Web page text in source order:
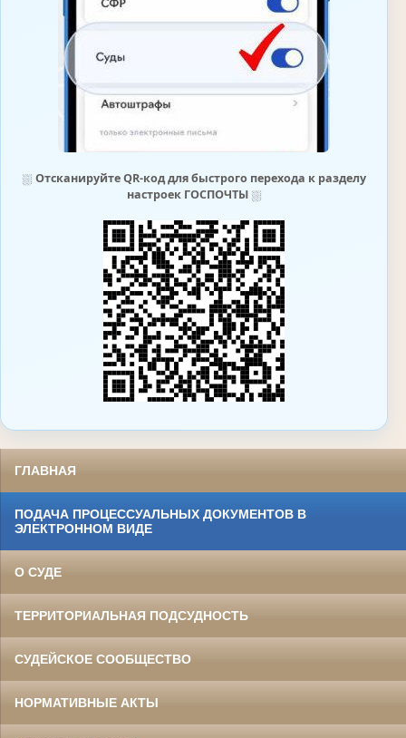
⛆ Отсканируйте QR-код для быстрого перехода к разделу
настроек ГОСПОЧТЫ⛆
ГЛАВНАЯ
ПОДАЧА ПРОЦЕССУАЛЬНЫХ ДОКУМЕНТОВ В
ЭЛЕКТРОННОМ ВИДЕ
О СУДЕ
ТЕРРИТОРИАЛЬНАЯ ПОДСУДНОСТЬ
СУДЕЙСКОЕ СООБЩЕСТВО
НОРМАТИВНЫЕ АКТЫ